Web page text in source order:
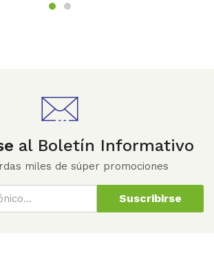
al Boletín Informativo
miles de súper promociones
Suscribirse